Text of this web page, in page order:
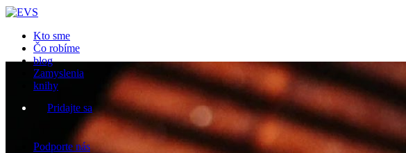
Kto sme
Čo robíme
blog
Zamyslenia
knihy
Pridajte sa
Podporte nás